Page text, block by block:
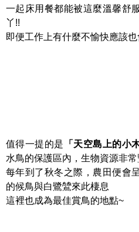
一起床用餐都能被這麼溫馨舒
丫!!
即便工作上有什麼不愉快應
值得一提的是 「天空島上的小
水鳥的保護區內，生物資源非常
每年到了秋冬之際，農田便會
的候鳥與白鷺鷥來此棲息
這裡也成為最佳賞鳥的地點~